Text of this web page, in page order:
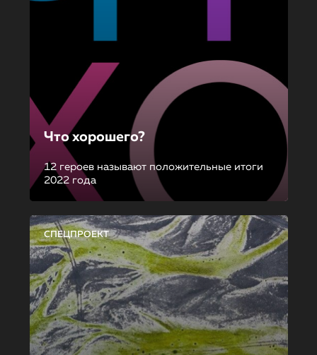
Что хорошего?
12 героев называют положительные итоги
2022 года
СПЕЦПРОЕКТ